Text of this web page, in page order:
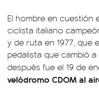
El hombre en cuestión
ciclista italiano
y de ruta en 1977, que
pedalista que cambió
después fue el 19 de
velódromo CDOM al